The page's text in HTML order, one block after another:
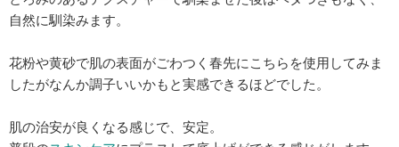
自然に馴染みます。
花粉や黄砂で肌の表面がごわつく春先にこちらを使用してみま
したがなんか調子いいかもと実感できるほどでした。
肌の治安が良くなる感じで、安定。